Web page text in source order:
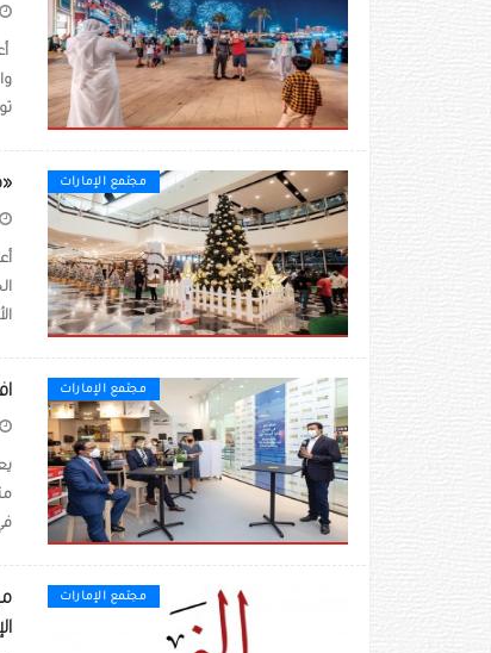
مجتمع الإمارات
مجتمع الإمارات
مجتمع الإمارات